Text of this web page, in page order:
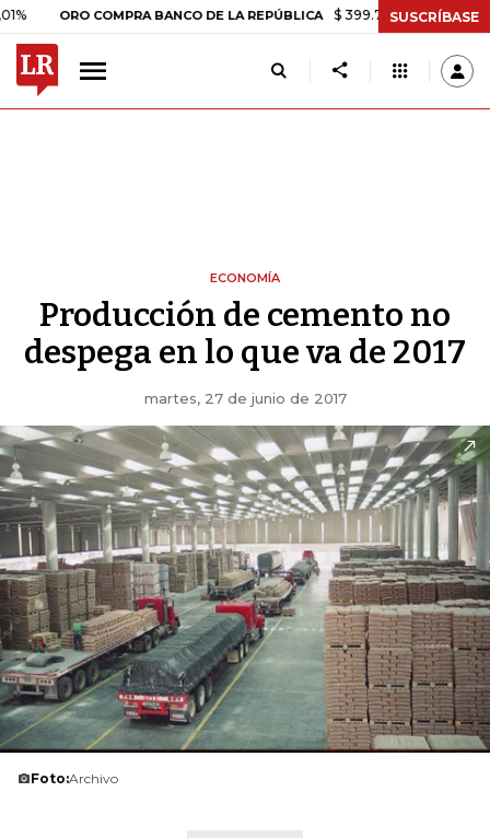
ORO COMPRA BANCO DE LA REPÚBLICA $ 399.745,16 +$ 2.295,71
SUSCRÍBASE
ECONOMÍA
Producción de cemento no
despega en lo que va de 2017
martes, 27 de junio de 2017
Foto:Archivo